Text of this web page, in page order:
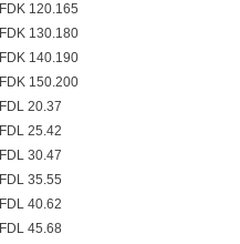
FDK 120.165
FDK 130.180
FDK 140.190
FDK 150.200
FDL 20.37
FDL 25.42
FDL 30.47
FDL 35.55
FDL 40.62
FDL 45.68